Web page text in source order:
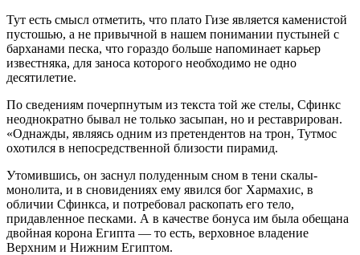
Тут есть смысл отметить, что плато Гизе является каменистой
пустошью, а не привычной в нашем понимании пустыней с
барханами песка, что гораздо больше напоминает карьер
известняка, для заноса которого необходимо не одно
десятилетие.
По сведениям почерпнутым из текста той же стелы, Сфинкс
неоднократно бывал не только засыпан, но и реставрирован.
«Однажды, являясь одним из претендентов на трон, Тутмос
охотился в непосредственной близости пирамид.
Утомившись, он заснул полуденным сном в тени скалы-
монолита, и в сновидениях ему явился бог Хармахис, в
обличии Сфинкса, и потребовал раскопать его тело,
придавленное песками. А в качестве бонуса им была обещана
двойная корона Египта — то есть, верховное владение
Верхним и Нижним Египтом.